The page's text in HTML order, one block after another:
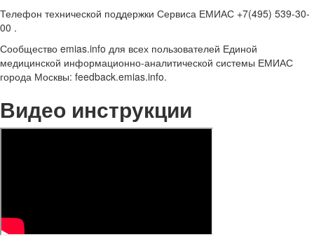
Телефон технической поддержки Сервиса ЕМИАС +7(495) 539-30-
00 .
Сообщество emias.info для всех пользователей Единой
медицинской информационно-аналитической системы ЕМИАС
города Москвы: feedback.emias.info.
Видео инструкции